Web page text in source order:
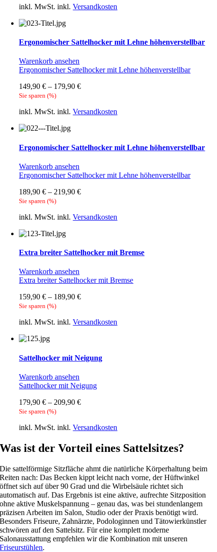
inkl. MwSt. inkl.Versandkosten
Ergonomischer Sattelhocker mit Lehne höhenverstellbar
Warenkorb ansehen
Ergonomischer Sattelhocker mit Lehne höhenverstellbar
149,90€ – 179,90€
Sie sparen(%)
inkl. MwSt. inkl.Versandkosten
Ergonomischer Sattelhocker mit Lehne höhenverstellbar
Warenkorb ansehen
Ergonomischer Sattelhocker mit Lehne höhenverstellbar
189,90€ – 219,90€
Sie sparen(%)
inkl. MwSt. inkl.Versandkosten
Extra breiter Sattelhocker mit Bremse
Warenkorb ansehen
Extra breiter Sattelhocker mit Bremse
159,90€ – 189,90€
Sie sparen(%)
inkl. MwSt. inkl.Versandkosten
Sattelhocker mit Neigung
Warenkorb ansehen
Sattelhocker mit Neigung
179,90€ – 209,90€
Sie sparen(%)
inkl. MwSt. inkl.Versandkosten
Was ist der Vorteil eines Sattelsitzes?
Die sattelförmige Sitzfläche ahmt die natürliche Körperhaltung beim
Reiten nach: Das Becken kippt leicht nach vorne, der Hüftwinkel
öffnet sich auf über 90 Grad und die Wirbelsäule richtet sich
automatisch auf. Das Ergebnis ist eine aktive, aufrechte Sitzposition
ohne aktive Muskelspannung – genau das, was bei stundenlangem
präzisen Arbeiten im Salon, Studio oder der Praxis benötigt wird.
Besonders Friseure, Zahnärzte, Podologinnen und Tätowierkünstler
schwören auf den Sattelsitz. Für eine komplett moderne
Salonausstattung empfehlen wir die Kombination mit unseren
Friseurstühlen.